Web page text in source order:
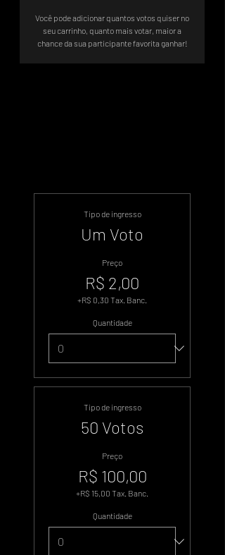
Você pode adicionar quantos votos quiser no
seu carrinho, quanto mais votar, maior a
chance da sua participante favorita ganhar!
Tipo de ingresso
Um Voto
Preço
R$ 2,00
+R$ 0,30 Tax. Banc.
Quantidade
Tipo de ingresso
50 Votos
Preço
R$ 100,00
+R$ 15,00 Tax. Banc.
Quantidade